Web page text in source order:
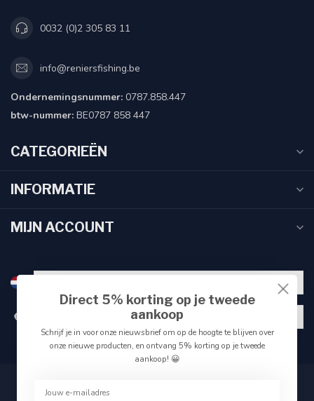
0032 (0)2 305 83 11
info@reniersfishing.be
Ondernemingsnummer: 0787.858.447
btw-nummer: BE0787 858 447
CATEGORIEËN
INFORMATIE
MIJN ACCOUNT
€
Direct 5% korting op je tweede
aankoop
Schrijf je in voor onze nieuwsbrief om op de hoogte te blijven over
onze nieuwe producten, en ontvang 5% korting op je tweede
aankoop! 😀